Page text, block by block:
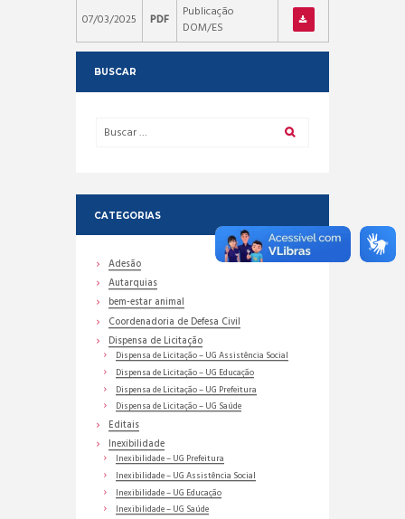
07/03/2025 PDF
Publicação
DOM/ES
BUSCAR
CATEGORIAS
Adesão
Autarquias
bem-estar animal
Coordenadoria de Defesa Civil
Dispensa de Licitação
Dispensa de Licitação – UG Assistência Social
Dispensa de Licitação – UG Educação
Dispensa de Licitação – UG Prefeitura
Dispensa de Licitação – UG Saúde
Editais
Inexibilidade
Inexibilidade – UG Prefeitura
Inexibilidade – UG Assistência Social
Inexibilidade – UG Educação
Inexibilidade – UG Saúde